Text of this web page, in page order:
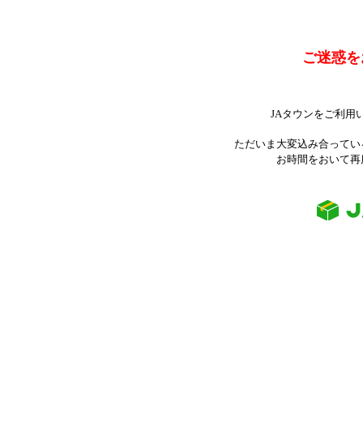
ご迷惑
JAタウンをご利用
ただいま大変込み合って
お時間をおいて